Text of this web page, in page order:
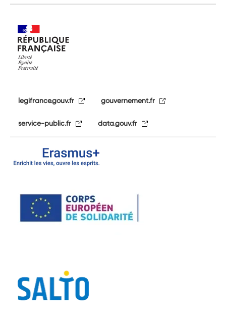
legifrance.gouv.fr gouvernement.fr
service-public.fr data.gouv.fr